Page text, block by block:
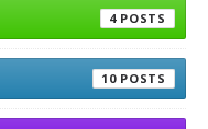
4
10